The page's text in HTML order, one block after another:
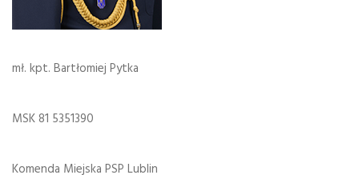
mł. kpt. Bartłomiej Pytka
MSK 81 5351390
Komenda Miejska PSP Lublin